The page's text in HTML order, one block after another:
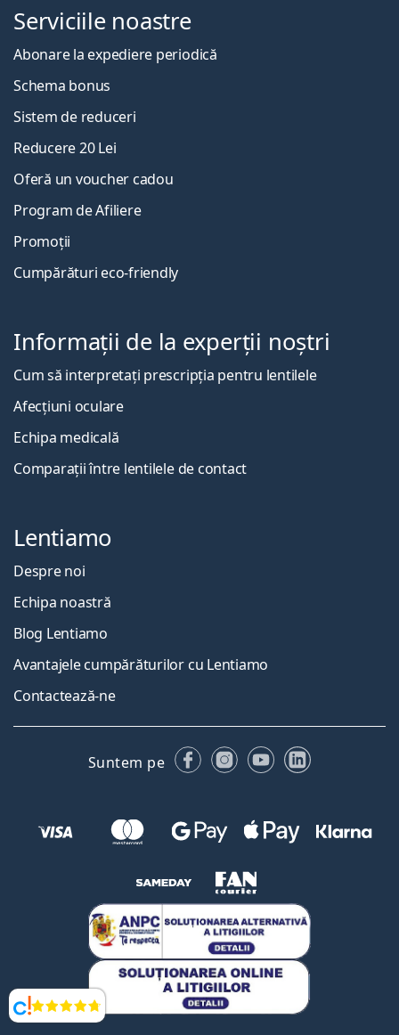
Opinii
Serviciile noastre
Abonare la expediere periodică
Schema bonus
Sistem de reduceri
Reducere 20 Lei
Oferă un voucher cadou
Program de Afiliere
Promoții
Cumpărături eco-friendly
Informații de la experții noștri
Cum să interpretați prescripția pentru lentilele
Afecțiuni oculare
Echipa medicală
Comparații între lentilele de contact
Lentiamo
Despre noi
Echipa noastră
Blog Lentiamo
Avantajele cumpărăturilor cu Lentiamo
Contactează-ne
Suntem pe FacebookInstagram
YouTubeLinkedIn